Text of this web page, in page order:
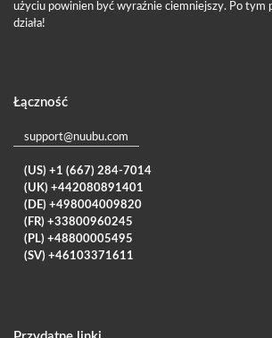
użyciu powinien być wyraźnie ciemniejszy. Po tym
działa!
Łączność
support@nuubu.com
(US) +1 (667) 284-7014
(UK) +442080891401
(DE) +498004009820
(FR) +33800960245
(PL) +48800005495
(SV) +46103371611